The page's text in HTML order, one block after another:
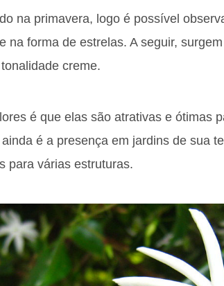
na primavera, logo é possível
na forma de estrelas. A seguir,
creme.
é que elas são atrativas e ótimas
é a presença em jardins de sua
para várias estruturas.